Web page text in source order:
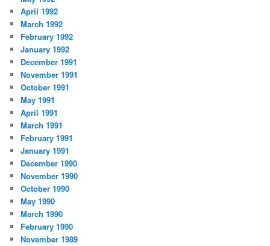
April 1992
March 1992
February 1992
January 1992
December 1991
November 1991
October 1991
May 1991
April 1991
March 1991
February 1991
January 1991
December 1990
November 1990
October 1990
May 1990
March 1990
February 1990
November 1989